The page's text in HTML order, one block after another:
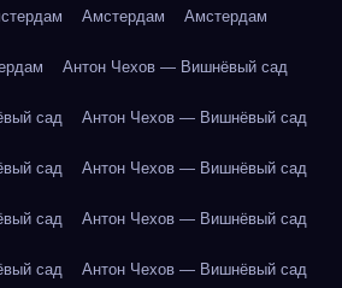
Амстердам Амстердам
Антон Чехов — Вишнёвый сад
сад Антон Чехов — Вишнёвый сад
сад Антон Чехов — Вишнёвый сад
сад Антон Чехов — Вишнёвый сад
сад Антон Чехов — Вишнёвый сад